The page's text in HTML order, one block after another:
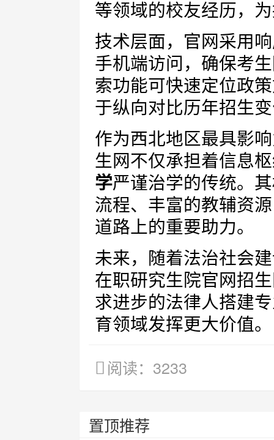
等领域的校友经历，
技术层面，官网采用
手机端访问，确保考
索功能可快速定位政
于纵向对比历年招生
作为西北地区最具影
生网不仅承担着信息
学严谨治学的传统。
流程、丰富的教辅资
道路上的重要助力。
未来，随着法治社会
在职研究生院官网招
求进步的法律人搭建
育领域发挥更大价值。
阅读：3233
置顶推荐